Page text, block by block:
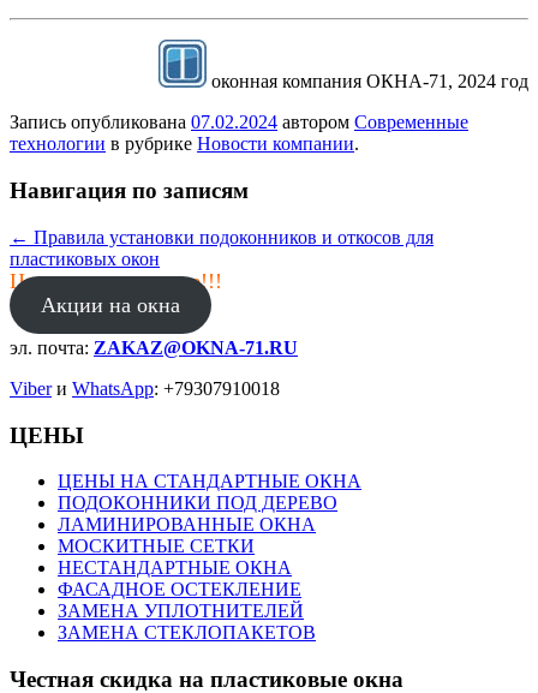
оконная компания ОКНА-71, 2024 год
Запись опубликована 07.02.2024 автором Современные
технологии в рубрике Новости компании.
Навигация по записям
← Правила установки подоконников и откосов для
пластиковых окон
Цены в январе ниже!!!
Акции на окна
эл. почта: ZAKAZ@OKNA-71.RU
Viberи WhatsApp: +79307910018
ЦЕНЫ
ЦЕНЫ НА СТАНДАРТНЫЕ ОКНА
ПОДОКОННИКИ ПОД ДЕРЕВО
ЛАМИНИРОВАННЫЕ ОКНА
МОСКИТНЫЕ СЕТКИ
НЕСТАНДАРТНЫЕ ОКНА
ФАСАДНОЕ ОСТЕКЛЕНИЕ
ЗАМЕНА УПЛОТНИТЕЛЕЙ
ЗАМЕНА СТЕКЛОПАКЕТОВ
Честная скидка на пластиковые окна